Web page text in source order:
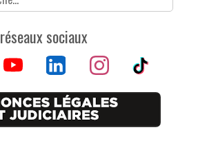
réseaux sociaux